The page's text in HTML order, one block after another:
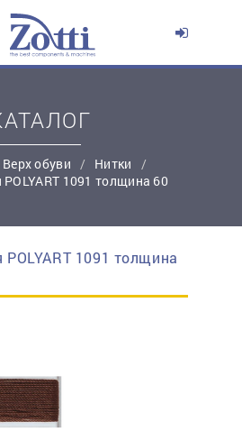
простую регистрацию
Верх обуви
Нитки
1091 толщина 60
1091 толщина
*